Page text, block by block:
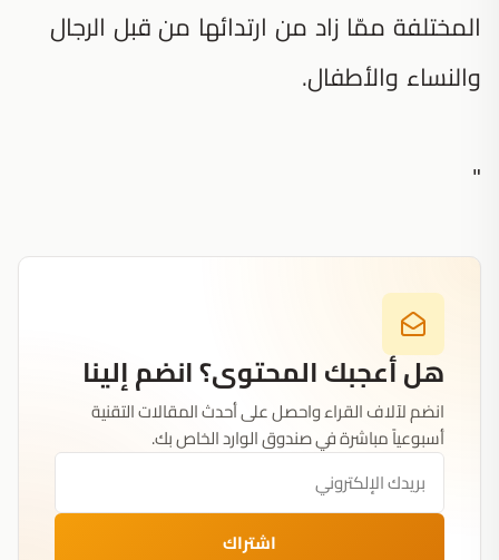
المختلفة ممّا زاد من ارتدائها من قبل الرجال
والنساء والأطفال.
"
هل أعجبك المحتوى؟ انضم إلينا
انضم لآلاف القراء واحصل على أحدث المقالات التقنية
أسبوعياً مباشرة في صندوق الوارد الخاص بك.
اشتراك